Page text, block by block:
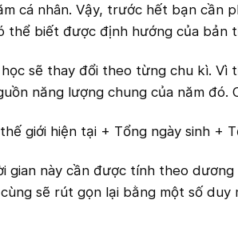
cá nhân. Vậy, trước hết bạn cần
thể biết được định hướng của bản
sẽ thay đổi theo từng chu kì. Vì
năng lượng chung của năm đó.
giới hiện tại + Tổng ngày sinh +
gian này cần được tính theo
sẽ rút gọn lại bằng một số duy